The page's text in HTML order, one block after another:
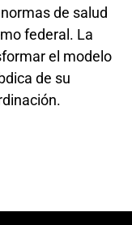
de salud
federal. La
el modelo
de su